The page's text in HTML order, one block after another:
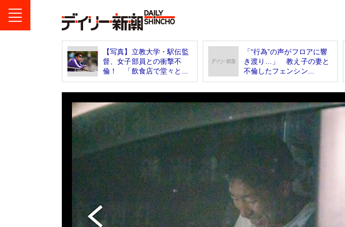
【写真】立教大学・駅伝監
督、女子部員との衝撃不
倫！ 「飲食店で堂々と...
「“行為”の声がフロアに響
き渡り…」 教え子の妻と
不倫したフェンシン...